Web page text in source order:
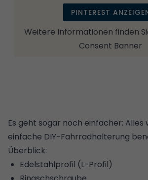
PINTEREST
Weitere Informationen finden
Consent Banner
Es geht sogar noch einfacher: Alles
einfache DIY-Fahrradhalterung
Überblick:
Edelstahlprofil (L-Profil)